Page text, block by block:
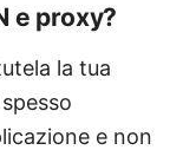
e proxy?
la tua
e non